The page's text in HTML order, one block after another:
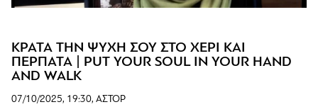
ΚΡΑΤΑ ΤΗΝ ΨΥΧΗ ΣΟΥ ΣΤΟ ΧΕΡΙ ΚΑΙ
ΠΕΡΠΑΤΑ | PUT YOUR SOUL IN YOUR HAND
AND WALK
07/10/2025, 19:30, ΑΣΤΟΡ